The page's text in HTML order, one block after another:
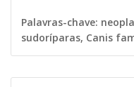
Palavras-chave:
sudoríparas, Canis